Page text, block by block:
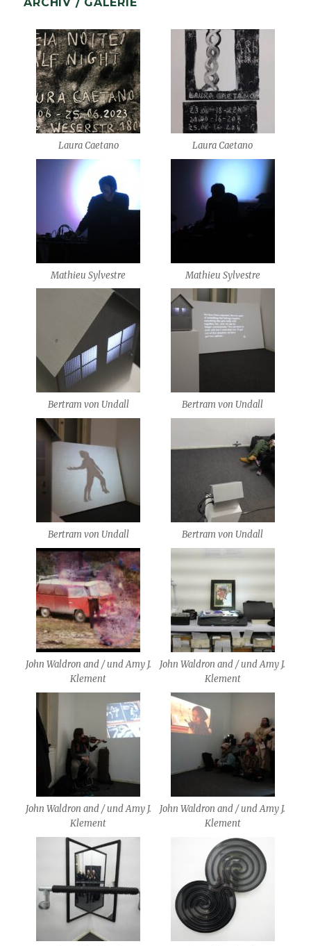
Laura Caetano Laura Caetano
Mathieu Sylvestre Mathieu Sylvestre
Bertram von Undall Bertram von Undall
Bertram von Undall Bertram von Undall
John Waldron and / und Amy J.
Klement
John Waldron and / und Amy J.
Klement
John Waldron and / und Amy J.
Klement
John Waldron and / und Amy J.
Klement